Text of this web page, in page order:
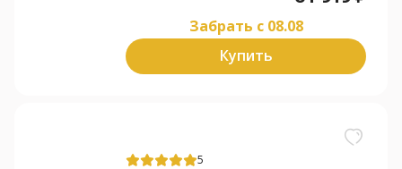
Забрать c 08.08
Купить
5